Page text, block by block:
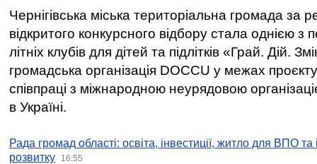
Чернігівська міська територіальна громада за
відкритого конкурсного відбору стала однією
літніх клубів для дітей та підлітків «Грай. Дій.
громадська організація DOCCU у межах
співпраці з міжнародною неурядовою
в Україні.
Рада громад області: освіта, інвестиції, житло для ВПО
розвитку
16:55